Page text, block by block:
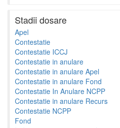
Stadii dosare
Apel
Contestatie
Contestatie ICCJ
Contestatie in anulare
Contestatie in anulare Apel
Contestatie in anulare Fond
Contestatie In Anulare NCPP
Contestatie in anulare Recurs
Contestatie NCPP
Fond